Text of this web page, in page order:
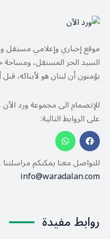
موقع إخباري وإعلامي مستقل
السيد الحر المستقل، ومساحة
يؤمنون أن لبنان هو لأبنائه،
للإنضمام الى مجموعة ورد
على الروابط التالية:
للتواصل معنا يمكنكم
info@waradalan.com
روابط مفيدة